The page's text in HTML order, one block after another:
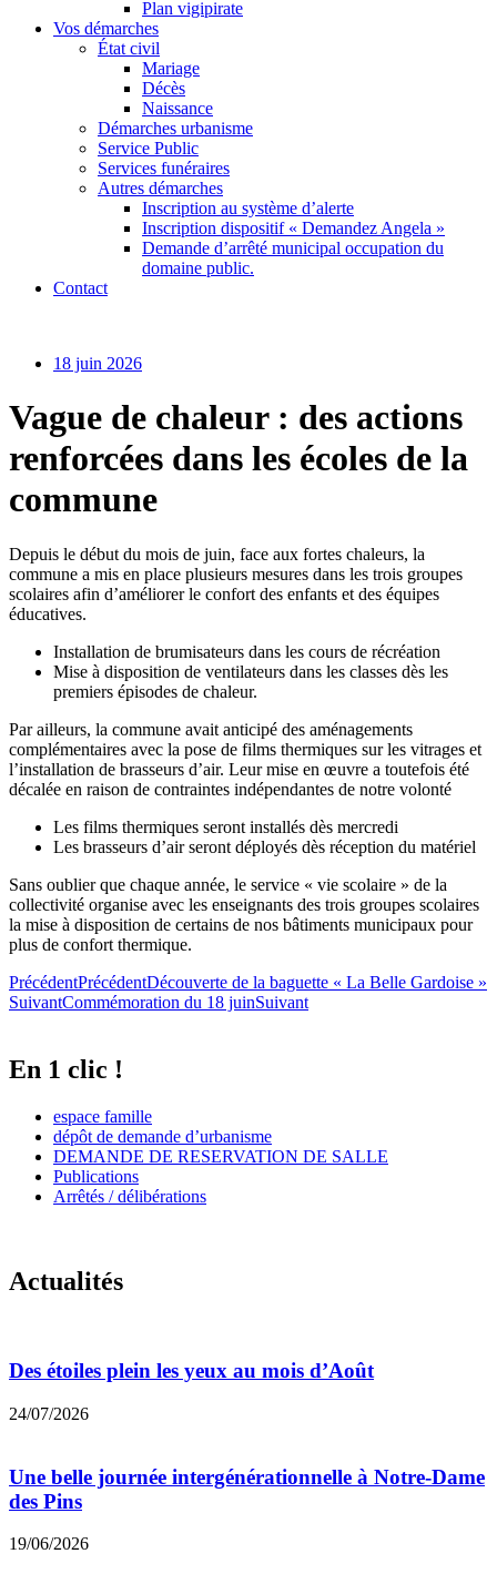
Plan vigipirate
Vos démarches
État civil
Mariage
Décès
Naissance
Démarches urbanisme
Service Public
Services funéraires
Autres démarches
Inscription au système d’alerte
Inscription dispositif « Demandez Angela »
Demande d’arrêté municipal occupation du
domaine public.
Contact
18 juin 2026
Vague de chaleur : des actions
renforcées dans les écoles de la
commune
Depuis le début du mois de juin, face aux fortes chaleurs, la
commune a mis en place plusieurs mesures dans les trois groupes
scolaires afin d’améliorer le confort des enfants et des équipes
éducatives.
Installation de brumisateurs dans les cours de récréation
Mise à disposition de ventilateurs dans les classes dès les
premiers épisodes de chaleur.
Par ailleurs, la commune avait anticipé des aménagements
complémentaires avec la pose de films thermiques sur les vitrages et
l’installation de brasseurs d’air. Leur mise en œuvre a toutefois été
décalée en raison de contraintes indépendantes de notre volonté
Les films thermiques seront installés dès mercredi
Les brasseurs d’air seront déployés dès réception du matériel
Sans oublier que chaque année, le service « vie scolaire » de la
collectivité organise avec les enseignants des trois groupes scolaires
la mise à disposition de certains de nos bâtiments municipaux pour
plus de confort thermique.
PrécédentPrécédentDécouverte de la baguette « La Belle Gardoise »
SuivantCommémoration du 18 juinSuivant
En 1 clic !
espace famille
dépôt de demande d’urbanisme
DEMANDE DE RESERVATION DE SALLE
Publications
Arrêtés / délibérations
Actualités
Des étoiles plein les yeux au mois d’Août
24/07/2026
Une belle journée intergénérationnelle à Notre-Dame
des Pins
19/06/2026